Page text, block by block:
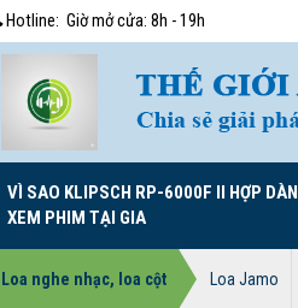
Hotline: Giờ mở cửa: 8h - 19h
VÌ SAO KLIPSCH RP-6000F II HỢP DÀN
XEM PHIM TẠI GIA
Loa nghe nhạc, loa cột Loa Jamo